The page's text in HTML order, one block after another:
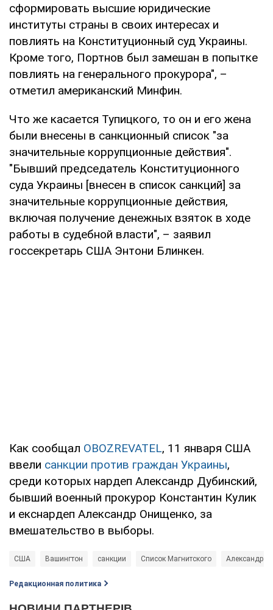
сформировать высшие юридические
институты страны в своих интересах и
повлиять на Конституционный суд Украины.
Кроме того, Портнов был замешан в попытке
повлиять на генерального прокурора", –
отметил американский Минфин.
Что же касается Тупицкого, то он и его жена
были внесены в санкционный список "за
значительные коррупционные действия".
"Бывший председатель Конституционного
суда Украины [внесен в список санкций] за
значительные коррупционные действия,
включая получение денежных взяток в ходе
работы в судебной власти", – заявил
госсекретарь США Энтони Блинкен.
Как сообщал OBOZREVATEL, 11 января США
ввели санкции против граждан Украины,
среди которых нардеп Александр Дубинский,
бывший военный прокурор Константин Кулик
и екснардеп Александр Онищенко, за
вмешательство в выборы.
США Вашингтон санкции Список Магнитского Александр
Редакционная политика